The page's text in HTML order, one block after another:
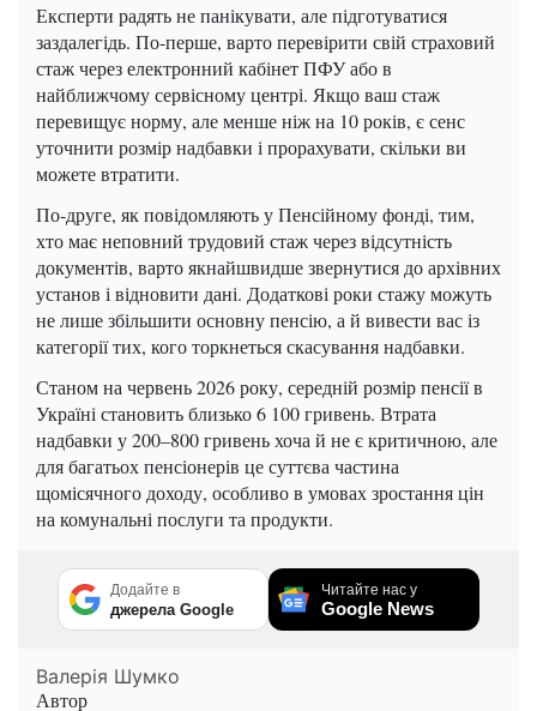
Експерти радять не панікувати, але підготуватися
заздалегідь. По-перше, варто перевірити свій страховий
стаж через електронний кабінет ПФУ або в
найближчому сервісному центрі. Якщо ваш стаж
перевищує норму, але менше ніж на 10 років, є сенс
уточнити розмір надбавки і прорахувати, скільки ви
можете втратити.
По-друге, як повідомляють у Пенсійному фонді, тим,
хто має неповний трудовий стаж через відсутність
документів, варто якнайшвидше звернутися до архівних
установ і відновити дані. Додаткові роки стажу можуть
не лише збільшити основну пенсію, а й вивести вас із
категорії тих, кого торкнеться скасування надбавки.
Станом на червень 2026 року, середній розмір пенсії в
Україні становить близько 6 100 гривень. Втрата
надбавки у 200–800 гривень хоча й не є критичною, але
для багатьох пенсіонерів це суттєва частина
щомісячного доходу, особливо в умовах зростання цін
на комунальні послуги та продукти.
Додайте в
джерела Google
Читайте нас у
Google News
Валерія Шумко
Автор